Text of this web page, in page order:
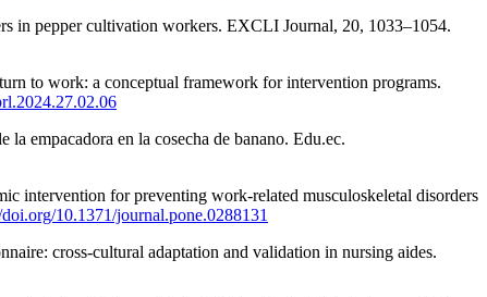
in pepper cultivation workers. EXCLI Journal, 20, 1033–1054.
to work: a conceptual framework for intervention programs.
empacadora en la cosecha de banano. Edu.ec.
intervention for preventing work-related musculoskeletal disorders
10.1371/journal.pone.0288131
cross-cultural adaptation and validation in nursing aides.